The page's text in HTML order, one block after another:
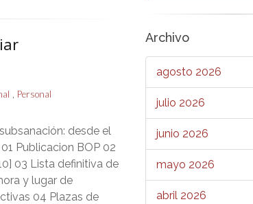
, Personal
desde el
Publicacion BOP 02
03 Lista definitiva de
y lugar de
04 Plazas de
Archivo
agosto 2026
julio 2026
junio 2026
mayo 2026
abril 2026